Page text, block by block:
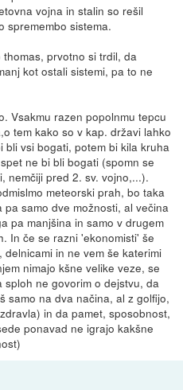
vojna in stalin so rešil
spremembo sistema.
prvotno si trdil, da
kot ostali sistemi, pa to ne
Vsakmu razen popolnmu tepcu
tem kako so v kap. državi lahko
vsi bogati, potem bi kila kruha
ne bi bli bogati (spomn se
nemčiji pred 2. sv. vojno,...).
meteorski prah, bo taka
samo dve možnosti, al večina
pa manjšina in samo v drugem
In če se razni 'ekonomisti' še
in ne vem še katerimi
nimajo kšne velike veze, se
ne govorim o dejstvu, da
samo na dva načina, al z golfijo,
in da pamet, sposobnost,
ponavad ne igrajo kakšne